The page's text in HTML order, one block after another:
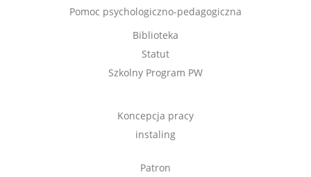
Pomoc psychologiczno-pedagogiczna
Biblioteka
Statut
Szkolny Program PW
Koncepcja pracy
instaling
Patron